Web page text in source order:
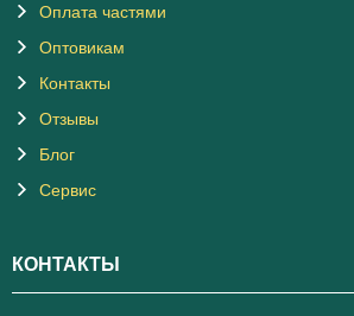
Оплата частями
Оптовикам
Контакты
Отзывы
Блог
Сервис
КОНТАКТЫ